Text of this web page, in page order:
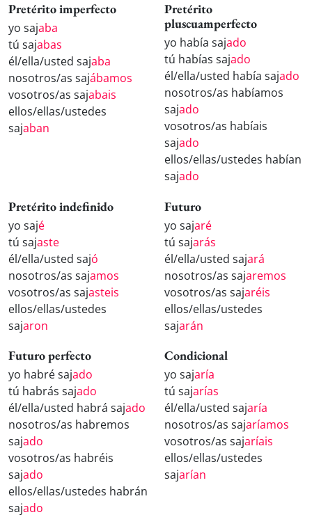
Pretérito imperfecto
yo sajaba
tú sajabas
él/ella/usted sajaba
nosotros/as sajábamos
vosotros/as sajabais
ellos/ellas/ustedes
sajaban
Pretérito
pluscuamperfecto
yo había sajado
tú habías sajado
él/ella/usted había sajado
nosotros/as habíamos
sajado
vosotros/as habíais
sajado
ellos/ellas/ustedes habían
sajado
Pretérito indefinido
yo sajé
tú sajaste
él/ella/usted sajó
nosotros/as sajamos
vosotros/as sajasteis
ellos/ellas/ustedes
sajaron
Futuro
yo sajaré
tú sajarás
él/ella/usted sajará
nosotros/as sajaremos
vosotros/as sajaréis
ellos/ellas/ustedes
sajarán
Futuro perfecto
yo habré sajado
tú habrás sajado
él/ella/usted habrá sajado
nosotros/as habremos
sajado
vosotros/as habréis
sajado
ellos/ellas/ustedes habrán
sajado
Condicional
yo sajaría
tú sajarías
él/ella/usted sajaría
nosotros/as sajaríamos
vosotros/as sajaríais
ellos/ellas/ustedes
sajarían